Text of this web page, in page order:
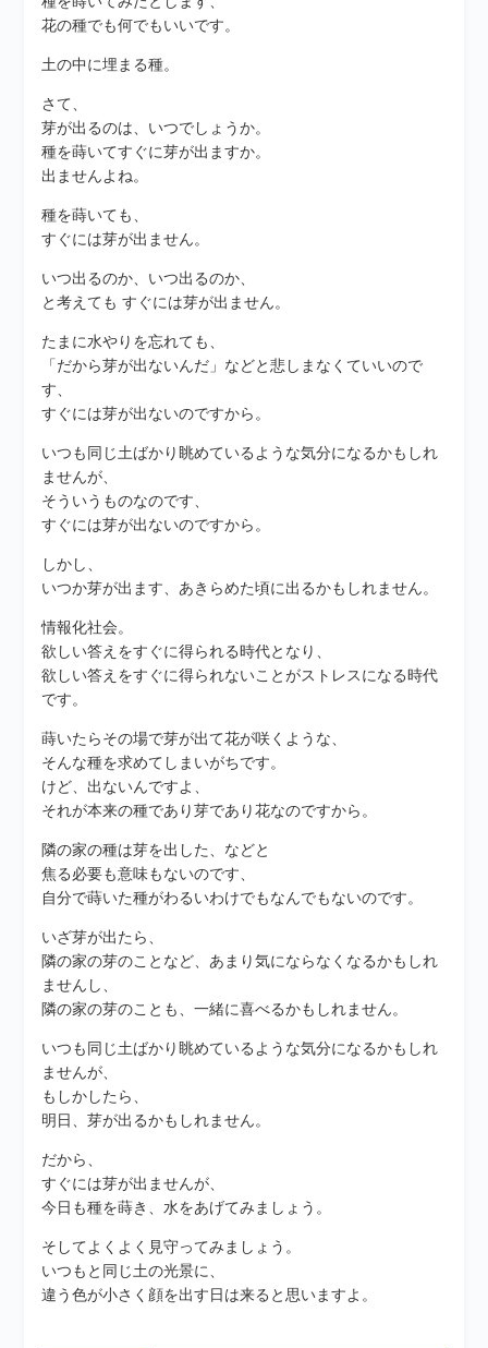
花の種でも何でもいいです。
土の中に埋まる種。
さて、
芽が出るのは、いつでしょうか。
種を蒔いてすぐに芽が出ますか。
出ませんよね。
種を蒔いても、
すぐには芽が出ません。
いつ出るのか、いつ出るのか、
と考えても すぐには芽が出ません。
たまに水やりを忘れても、
「だから芽が出ないんだ」などと悲しまなくていいので
す、
すぐには芽が出ないのですから。
いつも同じ土ばかり眺めているような気分になるかもしれ
ませんが、
そういうものなのです、
すぐには芽が出ないのですから。
しかし、
いつか芽が出ます、あきらめた頃に出るかもしれません。
情報化社会。
欲しい答えをすぐに得られる時代となり、
欲しい答えをすぐに得られないことがストレスになる時代
です。
蒔いたらその場で芽が出て花が咲くような、
そんな種を求めてしまいがちです。
けど、出ないんですよ、
それが本来の種であり芽であり花なのですから。
隣の家の種は芽を出した、などと
焦る必要も意味もないのです、
自分で蒔いた種がわるいわけでもなんでもないのです。
いざ芽が出たら、
隣の家の芽のことなど、あまり気にならなくなるかもしれ
ませんし、
隣の家の芽のことも、一緒に喜べるかもしれません。
いつも同じ土ばかり眺めているような気分になるかもしれ
ませんが、
もしかしたら、
明日、芽が出るかもしれません。
だから、
すぐには芽が出ませんが、
今日も種を蒔き、水をあげてみましょう。
そしてよくよく見守ってみましょう。
いつもと同じ土の光景に、
違う色が小さく顔を出す日は来ると思いますよ。